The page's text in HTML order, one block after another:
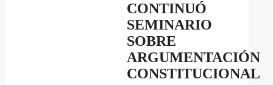
CONTINUÓ
SEMINARIO
SOBRE
ARGUMENTACIÓN
CONSTITUCIONAL